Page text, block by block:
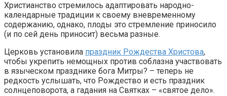
Христианство стремилось адаптировать народно-
календарные традиции к своему вневременному
содержанию, однако, плоды это стремление приносило
(и по сей день приносит) весьма разные.
Церковь установила праздник Рождества Христова,
чтобы укрепить немощных против соблазна участвовать
в языческом празднике бога Митры? – теперь не
редкость услышать, что Рождество и есть праздник
солнцеповорота, а гадания на Святках – «святое дело».